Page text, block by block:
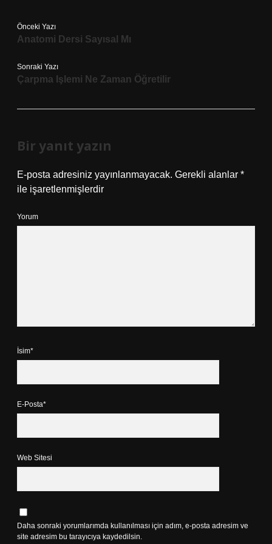
Önceki Yazı
Anatomi Dersi Sayısal Mı
Sonraki Yazı
Çarpma Işlemi Ne Zaman Öğretilir
Bir yanıt yazın
E-posta adresiniz yayınlanmayacak. Gerekli alanlar *
ile işaretlenmişlerdir
Yorum
İsim*
E-Posta*
Web Sitesi
Daha sonraki yorumlarımda kullanılması için adım, e-posta adresim ve
site adresim bu tarayıcıya kaydedilsin.